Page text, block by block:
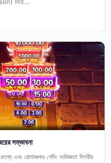
নিয়ে...
সম্ভাবনা
এবং রোমাঞ্চকর গেমিং অভিজ্ঞতা মিশরীয়